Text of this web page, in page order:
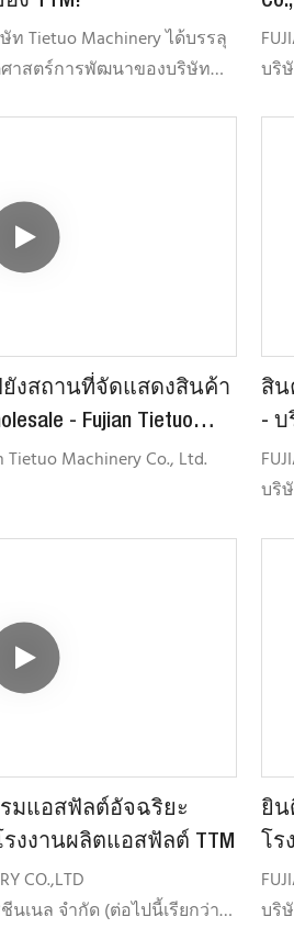
Tietuo Machinery ได้บรรลุ
าสตร์การพัฒนาของบริษัท
ตเครื่องผสมและรีไซเคิล
ดงานฉลองครบรอบ 20 ปี
หญ่ โดยได้เชิญลูกค้าคู่ค้า
บริ
ก
แ
แ
งสถานที่จัดแสดงสินค้า
- Fujian Tietuo
Machinery Co., Ltd.
สิน
- บ
บริ
ก
แ
รี
มแอสฟัลต์อัจฉริยะ
งงานผลิตแอสฟัลต์ TTM
CO.,LTD
เนล จำกัด (ต่อไปนี้เรียกว่า
ยิน
โ
บริ